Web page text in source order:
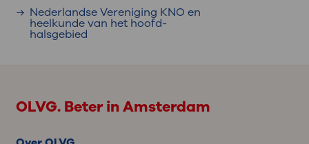
Nederlandse Vereniging KNO en
heelkunde van het hoofd-
halsgebied
OLVG. Beter in Amsterdam